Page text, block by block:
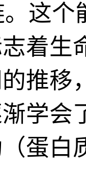
这
着生
推移
学会
蛋白